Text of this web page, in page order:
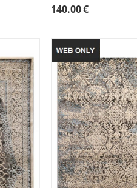
140.00€